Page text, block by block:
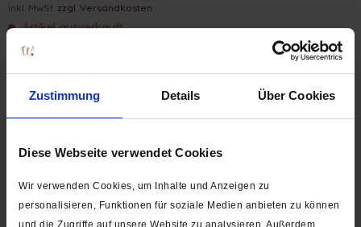
Zustimmung Details Über Cookies
Diese Webseite verwendet Cookies
Wir verwenden Cookies, um Inhalte und Anzeigen zu
personalisieren, Funktionen für soziale Medien anbieten zu können
und die Zugriffe auf unsere Website zu analysieren. Außerdem
inkl. MwSt. zzgl. Versandkosten
Artikel ausverkauft
Breite - Länge - Farbe:
SCHNELLAUSWAHL:
35 mm / 10 Meter / weiß 35 mm / 50 Meter / weiß